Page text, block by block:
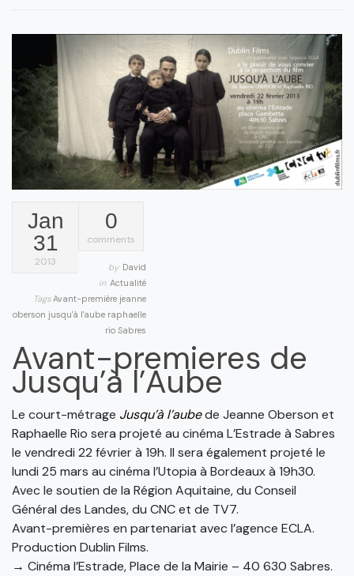
Jan
31
2013
0
comments
by David
in Actualité
TagsAvant-première jeanne
oberson jusqu'à l'aube raphaelle
rio Sabres
Avant-premieres de
Jusqu’à l’Aube
Le court-métrage Jusqu’à l’aubede Jeanne Oberson et
Raphaelle Rio sera projeté au cinéma L’Estrade à Sabres
le vendredi 22 février à 19h. Il sera également projeté le
lundi 25 mars au cinéma l’Utopia à Bordeaux à 19h30.
Avec le soutien de la Région Aquitaine, du Conseil
Général des Landes, du CNC et de TV7.
Avant-premières en partenariat avec l’agence ECLA.
Production Dublin Films.
→ Cinéma l’Estrade, Place de la Mairie – 40 630 Sabres.